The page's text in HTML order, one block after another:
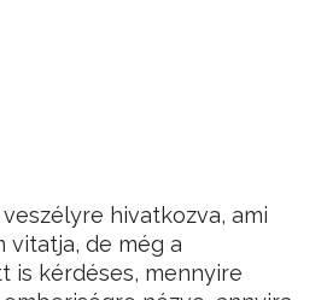
hivatkozva, ami
vitatja, de még a
is kérdéses, mennyire